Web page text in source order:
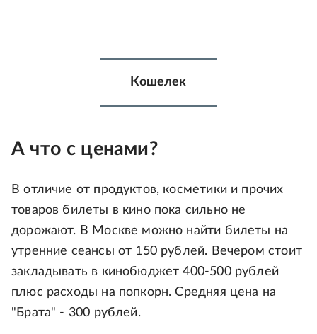
Кошелек
А что с ценами?
В отличие от продуктов, косметики и прочих
товаров билеты в кино пока сильно не
дорожают. В Москве можно найти билеты на
утренние сеансы от 150 рублей. Вечером стоит
закладывать в кинобюджет 400-500 рублей
плюс расходы на попкорн. Средняя цена на
"Брата" - 300 рублей.